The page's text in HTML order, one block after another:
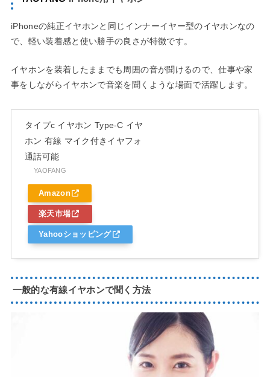
iPhoneの純正イヤホンと同じインナーイヤー型のイヤホンなの
で、軽い装着感と使い勝手の良さが特徴です。
イヤホンを装着したままでも周囲の音が聞けるので、仕事や家
事をしながらイヤホンで音楽を聞くような場面で活躍します。
タイプc イヤホン Type-C イヤ
ホン 有線 マイク付きイヤフォ
通話可能
YAOFANG
Amazon
楽天市場
Yahooショッピング
一般的な有線イヤホンで聞く方法